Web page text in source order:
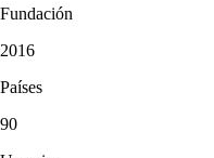
Fundación
2016
Países
90